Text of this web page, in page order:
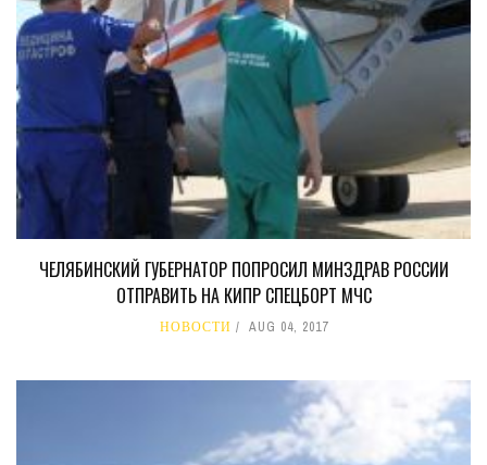
ЧЕЛЯБИНСКИЙ ГУБЕРНАТОР ПОПРОСИЛ МИНЗДРАВ РОССИИ
ОТПРАВИТЬ НА КИПР СПЕЦБОРТ МЧС
НОВОСТИ AUG 04, 2017